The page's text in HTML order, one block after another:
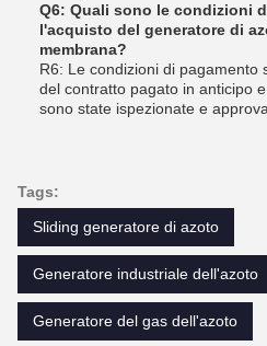
Q6: Quali sono le condizioni
l'acquisto del generatore di
membrana?
R6: Le condizioni di pagamento
del contratto pagato in anticipo
sono state ispezionate e
Tags:
Sliding generatore di azoto
Generatore industriale dell'azoto
Generatore del gas dell'azoto